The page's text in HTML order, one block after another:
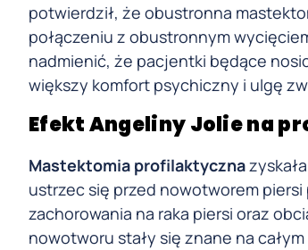
potwierdził, że obustronna
połączeniu z obustronnym
nadmienić, że pacjentki będące
większy komfort psychiczny i ulgę
Efekt Angeliny Jolie na
Mastektomia profilaktyczna
ustrzec się przed nowotworem
zachorowania na raka piersi oraz
nowotworu stały się znane na